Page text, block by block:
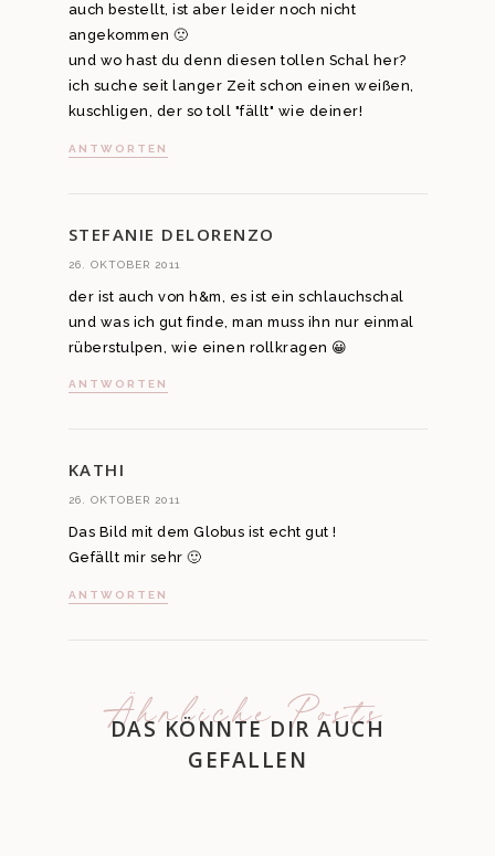
auch bestellt, ist aber leider noch nicht
angekommen 🙁
und wo hast du denn diesen tollen Schal her?
ich suche seit langer Zeit schon einen weißen,
kuschligen, der so toll "fällt" wie deiner!
ANTWORTEN
STEFANIE DELORENZO
26. OKTOBER 2011
der ist auch von h&m, es ist ein schlauchschal
und was ich gut finde, man muss ihn nur einmal
rüberstulpen, wie einen rollkragen 😀
ANTWORTEN
KATHI
26. OKTOBER 2011
Das Bild mit dem Globus ist echt gut !
Gefällt mir sehr 🙂
ANTWORTEN
Ähnliche Posts
DAS KÖNNTE DIR AUCH
GEFALLEN